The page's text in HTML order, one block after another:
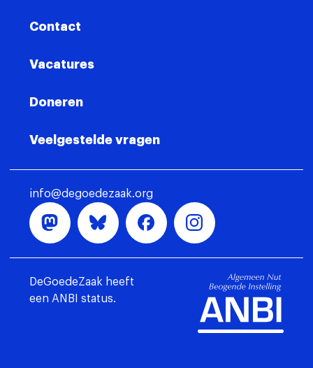
Contact
Vacatures
Doneren
Veelgestelde vragen
info@degoedezaak.org
DeGoedeZaak heeft
een ANBI status.